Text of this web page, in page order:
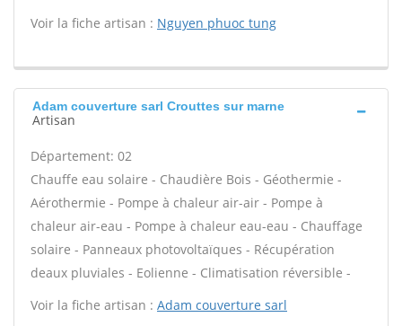
Voir la fiche artisan : Nguyen phuoc tung
Adam couverture sarl Crouttes sur marne
Artisan
Département: 02
Chauffe eau solaire - Chaudière Bois - Géothermie -
Aérothermie - Pompe à chaleur air-air - Pompe à
chaleur air-eau - Pompe à chaleur eau-eau - Chauffage
solaire - Panneaux photovoltaïques - Récupération
deaux pluviales - Eolienne - Climatisation réversible -
Voir la fiche artisan : Adam couverture sarl